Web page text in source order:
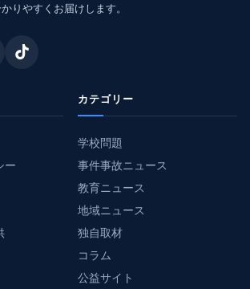
りやすくお届けします。
ー
カテゴリー
学校問題
事件事故ニュース
教育ニュース
地域ニュース
独自取材
コラム
公益サイト